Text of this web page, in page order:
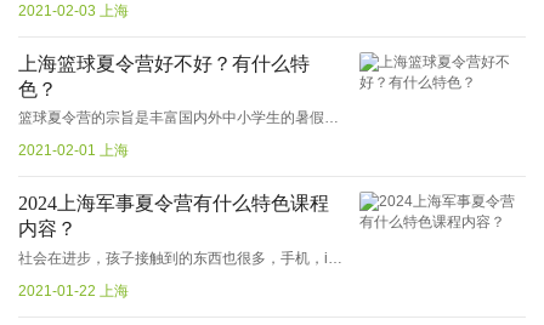
2021-02-03 上海
上海篮球夏令营好不好？有什么特
色？
篮球夏令营的宗旨是丰富国内外中小学生的暑假生活，增强青少年体质，提高羽毛球运动水平，推广篮球运动。上海篮球夏令营到底好不好？有什么特色？...
2021-02-01 上海
2024上海军事夏令营有什么特色课程
内容？
社会在进步，孩子接触到的东西也很多，手机，ipad玩的离不开手。我们不能让这样的一些错误生活习惯毁了孩子的，暑假来时间长，正是孩子们锻炼的好机会，而军营就是最能锻炼人的地方！...
2021-01-22 上海